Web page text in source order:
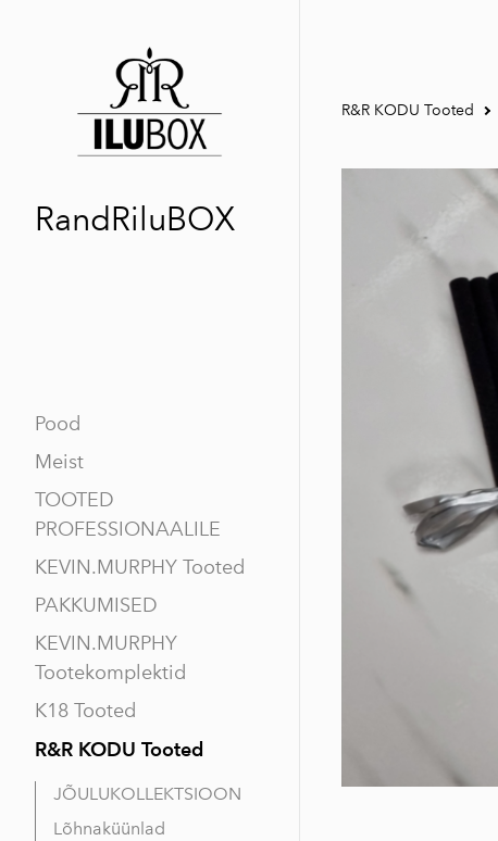
RandRiluBOX
Pood
Meist
TOOTED
PROFESSIONAALILE
KEVIN.MURPHY Tooted
PAKKUMISED
KEVIN.MURPHY
Tootekomplektid
K18 Tooted
R&R KODU Tooted
JÕULUKOLLEKTSIOON
Lõhnaküünlad
R&R KODU Tooted